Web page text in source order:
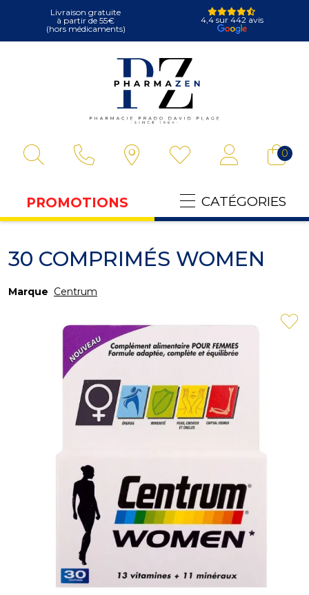
Livraison gratuite
à partir de 55€
(hors médicaments)
4,4 sur 442 avis
0
PROMOTIONS CATÉGORIES
30 COMPRIMÉS WOMEN
Marque Centrum